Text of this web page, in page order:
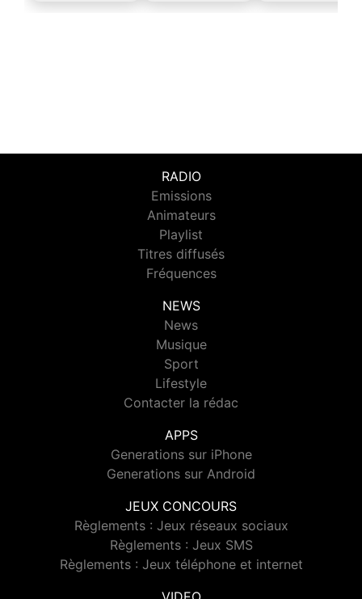
RADIO
Emissions
Animateurs
Playlist
Titres diffusés
Fréquences
NEWS
News
Musique
Sport
Lifestyle
Contacter la rédac
APPS
Generations sur iPhone
Generations sur Android
JEUX CONCOURS
Règlements : Jeux réseaux sociaux
Règlements : Jeux SMS
Règlements : Jeux téléphone et internet